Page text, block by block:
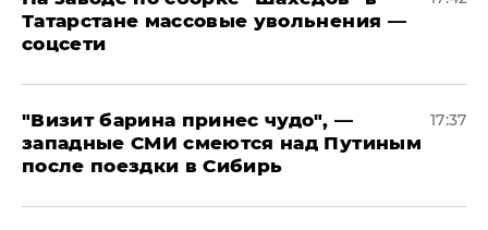
Татарстане массовые увольнения —
соцсети
"Визит барина принес чудо", —
западные СМИ смеются над Путиным
после поездки в Сибирь
17:37